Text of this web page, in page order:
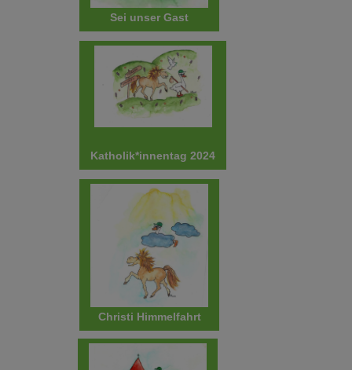
Sei unser Gast
Katholik*innentag 2024
Christi Himmelfahrt